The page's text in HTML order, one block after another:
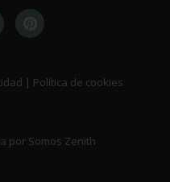
| Política de cookies
por Somos Zenith